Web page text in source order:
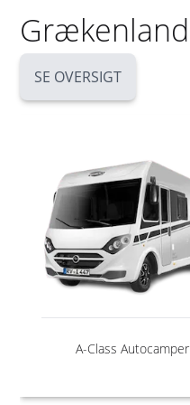
Grækenland
SE OVERSIGT
A-Class Autocamper